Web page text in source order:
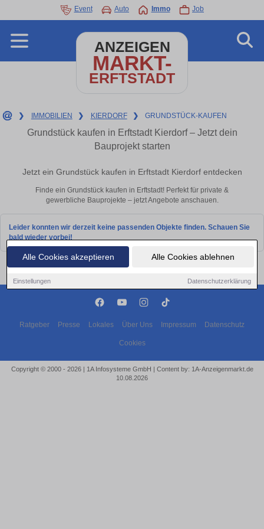
Alle Cookies akzeptieren Alle Cookies ablehnen
Einstellungen Datenschutzerklärung
Event Auto Immo Job
ANZEIGEN
MARKT-
ERFTSTADT
❯ IMMOBILIEN ❯ KIERDORF ❯ GRUNDSTÜCK-KAUFEN
Grundstück kaufen in Erftstadt Kierdorf – Jetzt dein
Bauprojekt starten
Jetzt ein Grundstück kaufen in Erftstadt Kierdorf entdecken
Finde ein Grundstück kaufen in Erftstadt! Perfekt für private &
gewerbliche Bauprojekte – jetzt Angebote anschauen.
Leider konnten wir derzeit keine passenden Objekte finden. Schauen Sie
bald wieder vorbei!
Ratgeber Presse Lokales Über Uns Impressum Datenschutz
Cookies
Copyright © 2000 - 2026 | 1A Infosysteme GmbH | Content by: 1A-Anzeigenmarkt.de
10.08.2026